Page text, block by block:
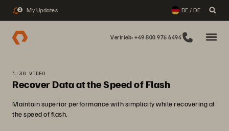
2 My Updates DE / DE
Vertrieb: +49 800 976 6494
1:36 VIDEO
Recover Data at the Speed of Flash
Maintain superior performance with simplicity while recovering at
the speed of flash.